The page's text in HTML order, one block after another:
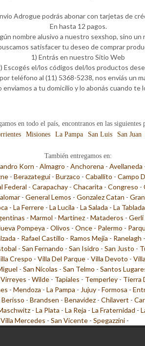
Adrogue podrás abonar con tarjetas de
En hasta 12 pagos.
nombre alusivo a nuestro sexshop, sino
satisfacer tu deseo de comprar
1) Entrás en nuestro Sitio Web
Escogés el/los códigos del/los productos
teléfono al (11) 5368-5238, nos enviás un
enviamos a tu domicilio y lo abonás cuando te
en todo el país, encontranos en las siguientes
Misiones La Pampa San Luis San Juan
También entregamos en:
Korn - Almagro - Anchorena - Avellaneda
- Berazategui - Burzaco - Caballito - Campo
Federal - Carapachay - Chacarita - Congreso -
- General Lemos - Gonzalez Catan -
- La Ferrere - La Lucila - La Salada - La Tablada
- Marmol - Martinez - Mataderos - Gerli
Pompeya - Olivos - Once - Palermo -
- Rafael Castillo - Ramos Mejia - Ranelagh -
- San Fernando - San Isidro - San Justo -
Crespo - Villa Del Parque - Villa Devoto -
- San Nicolas - San Telmo - Santos
Virreyes - Wilde - Tapiales - Temperley - Tierra
- Mendoza - La Pampa - Jujuy - Formosa -
Berisso - Brandsen - Benavidez - Chilavert -
- La Plata - La Reja - La Fraternidad -
Villa Mercedes - San Vicente - Spegazzini -